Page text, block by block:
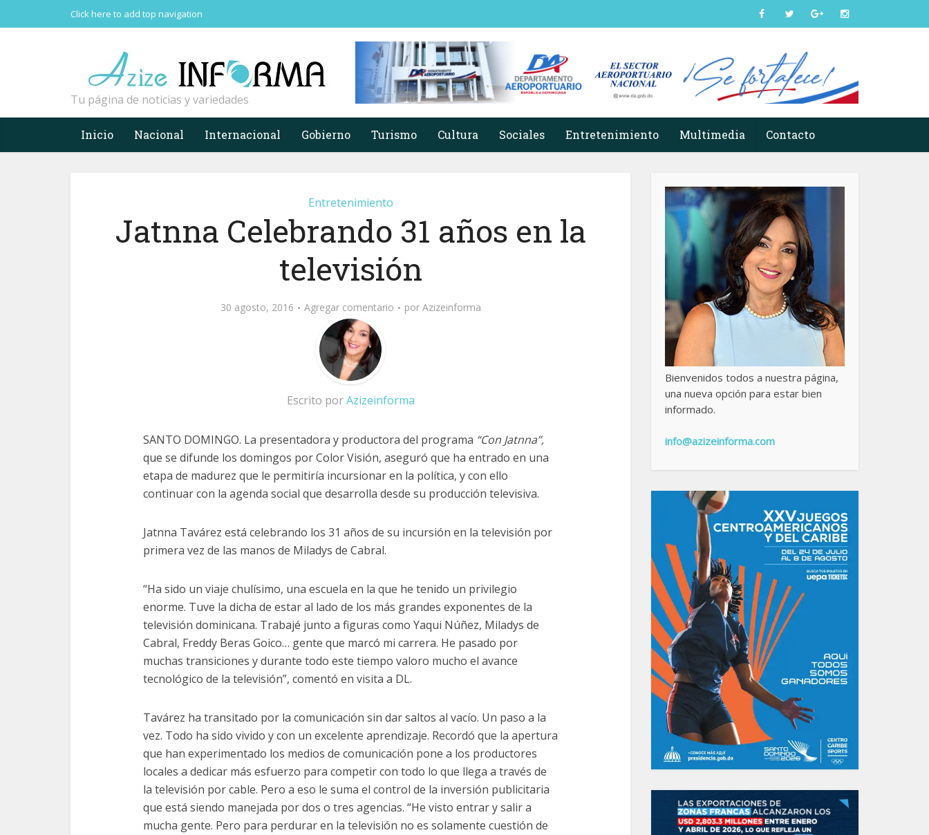
Click here to add top navigation
Tu página de noticias y variedades
Inicio Nacional Internacional Gobierno Turismo Cultura Sociales Entretenimiento Multimedia Contacto
Entretenimiento
Jatnna Celebrando 31 años en la
televisión
30 agosto, 2016 Agregar comentario por Azizeinforma
Escrito porAzizeinforma
SANTO DOMINGO. La presentadora y productora del programa “Con Jatnna”,
que se difunde los domingos por Color Visión, aseguró que ha entrado en una
etapa de madurez que le permitiría incursionar en la política, y con ello
continuar con la agenda social que desarrolla desde su producción televisiva.
Jatnna Tavárez está celebrando los 31 años de su incursión en la televisión por
primera vez de las manos de Miladys de Cabral.
“Ha sido un viaje chulísimo, una escuela en la que he tenido un privilegio
enorme. Tuve la dicha de estar al lado de los más grandes exponentes de la
televisión dominicana. Trabajé junto a figuras como Yaqui Núñez, Miladys de
Cabral, Freddy Beras Goico… gente que marcó mi carrera. He pasado por
muchas transiciones y durante todo este tiempo valoro mucho el avance
tecnológico de la televisión”, comentó en visita a DL.
Tavárez ha transitado por la comunicación sin dar saltos al vacío. Un paso a la
vez. Todo ha sido vivido y con un excelente aprendizaje. Recordó que la apertura
que han experimentado los medios de comunicación pone a los productores
locales a dedicar más esfuerzo para competir con todo lo que llega a través de
la televisión por cable. Pero a eso le suma el control de la inversión publicitaria
que está siendo manejada por dos o tres agencias. “He visto entrar y salir a
mucha gente. Pero para perdurar en la televisión no es solamente cuestión de
Bienvenidos todos a nuestra página,
una nueva opción para estar bien
informado.
info@azizeinforma.com